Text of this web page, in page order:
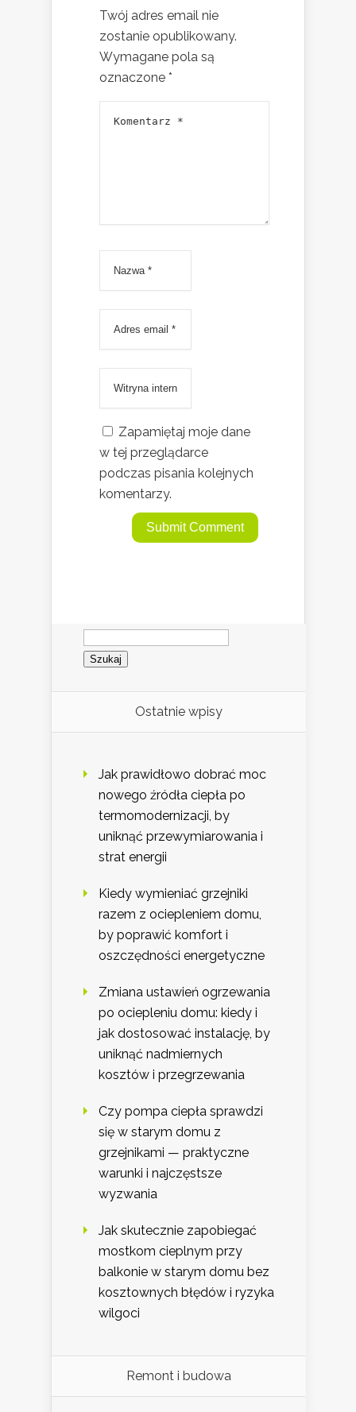
Twój adres email nie
zostanie opublikowany.
Wymagane pola są
oznaczone *
Zapamiętaj moje dane
w tej przeglądarce
podczas pisania kolejnych
komentarzy.
Szukaj:
Ostatnie wpisy
Jak prawidłowo dobrać moc
nowego źródła ciepła po
termomodernizacji, by
uniknąć przewymiarowania i
strat energii
Kiedy wymieniać grzejniki
razem z ociepleniem domu,
by poprawić komfort i
oszczędności energetyczne
Zmiana ustawień ogrzewania
po ociepleniu domu: kiedy i
jak dostosować instalację, by
uniknąć nadmiernych
kosztów i przegrzewania
Czy pompa ciepła sprawdzi
się w starym domu z
grzejnikami — praktyczne
warunki i najczęstsze
wyzwania
Jak skutecznie zapobiegać
mostkom cieplnym przy
balkonie w starym domu bez
kosztownych błędów i ryzyka
wilgoci
Remont i budowa